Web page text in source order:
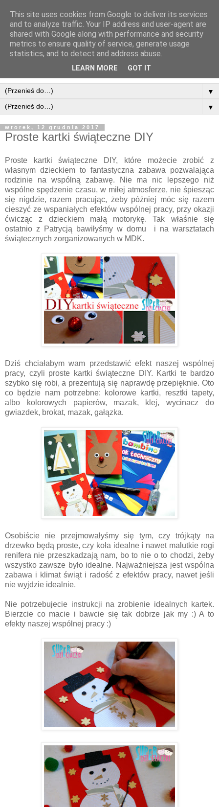
▼
▼
wtorek, 12 grudnia 2017
Proste kartki świąteczne DIY
Proste kartki świąteczne DIY, które możecie zrobić z
własnym dzieckiem to fantastyczna zabawa pozwalająca
rodzinie na wspólną zabawę. Nie ma nic lepszego niż
wspólne spędzenie czasu, w miłej atmosferze, nie śpiesząc
się nigdzie, razem pracując, żeby później móc się razem
cieszyć ze wspaniałych efektów wspólnej pracy, przy okazji
ćwicząc z dzieckiem małą motorykę. Tak właśnie się
ostatnio z Patrycją bawiłyśmy w domu i na warsztatach
świątecznych zorganizowanych w MDK.
Dziś chciałabym wam przedstawić efekt naszej wspólnej
pracy, czyli proste kartki świąteczne DIY. Kartki te bardzo
szybko się robi, a prezentują się naprawdę przepięknie. Oto
co będzie nam potrzebne: kolorowe kartki, resztki tapety,
albo kolorowych papierów, mazak, klej, wycinacz do
gwiazdek, brokat, mazak, gałązka.
Osobiście nie przejmowałyśmy się tym, czy trójkąty na
drzewko będą proste, czy koła idealne i nawet malutkie rogi
renifera nie przeszkadzają nam, bo to nie o to chodzi, żeby
wszystko zawsze było idealne. Najważniejsza jest wspólna
zabawa i klimat świąt i radość z efektów pracy, nawet jeśli
nie wyjdzie idealnie.
Nie potrzebujecie instrukcji na zrobienie idealnych kartek.
Bierzcie co macie i bawcie się tak dobrze jak my :) A to
efekty naszej wspólnej pracy :)
This site uses cookies from Google to deliver its services
and to analyze traffic. Your IP address and user-agent are
shared with Google along with performance and security
metrics to ensure quality of service, generate usage
statistics, and to detect and address abuse.
LEARN MORE GOT IT